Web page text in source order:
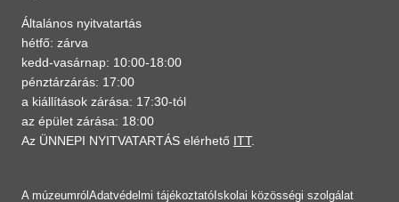
Általános nyitvatartás
hétfő: zárva
kedd-vasárnap: 10:00-18:00
pénztárzárás: 17:00
a kiállítások zárása: 17:30-tól
az épület zárása: 18:00
Az ÜNNEPI NYITVATARTÁS elérhető ITT.
A múzeumról Adatvédelmi tájékoztató Iskolai közösségi szolgálat